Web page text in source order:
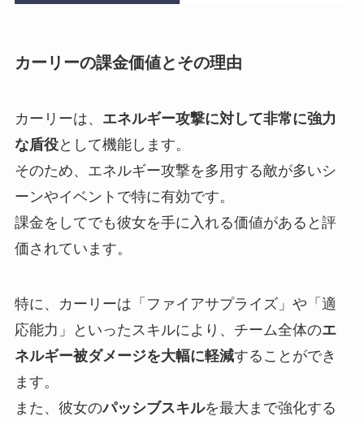
カーリーの課金価値とその理由
カーリーは、 エネルギー攻撃に対して非常に強力
な盾役として機能します。
そのため、エネルギー攻撃を多用する敵が多いシ
ーンやイベントで特に有効です。
課金をしてでも彼女を手に入れる価値があると評
価されています。
特に、カーリーは「ファイアサプライズ」や「適
応能力」といったスキルにより、チーム全体のエ
ネルギー被ダメージを大幅に軽減することができ
ます。
また、彼女のパッシブスキルを最大まで強化する